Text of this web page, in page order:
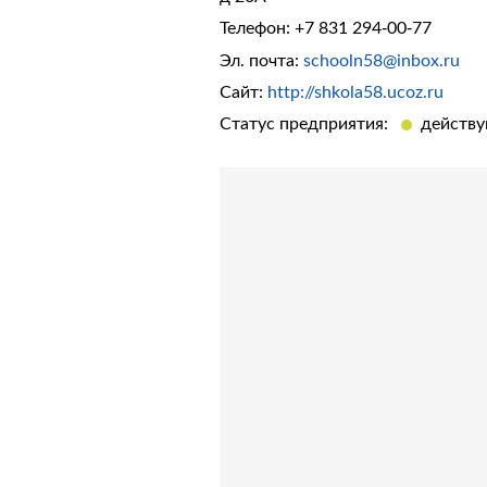
Телефон: +7 831 294-00-77
Эл. почта: schooln58@inbox.ru
Сайт: http://shkola58.ucoz.ru
Статус предприятия: